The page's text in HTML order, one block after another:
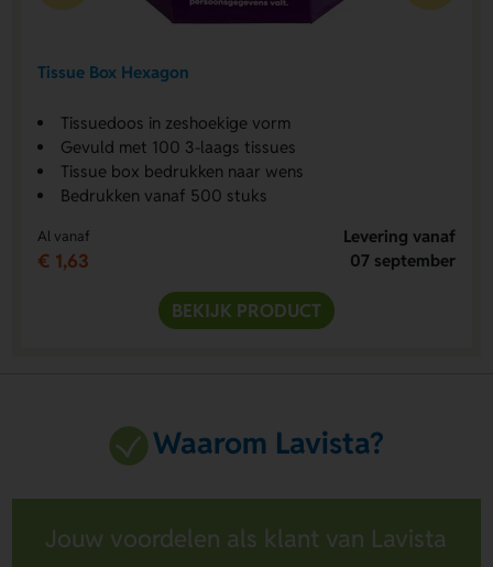
Tissue Box Hexagon
Tissuedoos in zeshoekige vorm
Gevuld met 100 3-laags tissues
Tissue box bedrukken naar wens
Bedrukken vanaf 500 stuks
Al vanaf
€ 1,63
Levering vanaf
07 september
BEKIJK PRODUCT
Waarom Lavista?
Jouw voordelen als klant van Lavista